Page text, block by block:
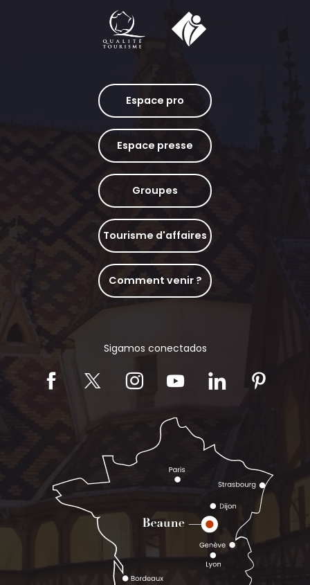
Espace pro
Espace presse
Groupes
Tourisme d'affaires
Comment venir ?
Sigamos conectados